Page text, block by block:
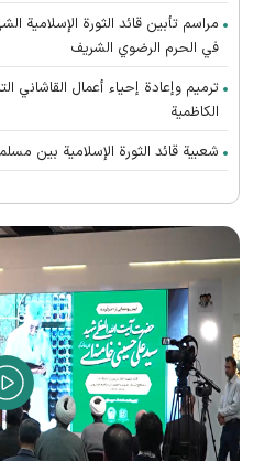
مراسم تأبین قائد الثورة الإسلامية
في الحرم الرضوي الشریف
ترميم وإعادة إحياء أعمال
الكاظمية
شعبية قائد الثورة الإسلامية بين
رواق الغدير يستضيف محبي القائد
اتحاد الدول الإسلامية هو سر إحياء
الشهيد الخامنئي حيّ في وجدان
الصلاة الأخيرة على جثمان قائد
الشريف
بيان صادر عن العتبة الرضوية